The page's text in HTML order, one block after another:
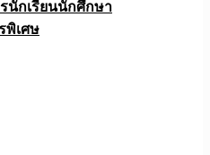
นักเรียนนักศึกษา
พิเศษ